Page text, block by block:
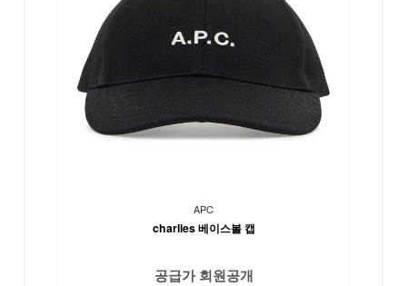
APC
charlies 베이스볼 캡
공급가 회원공개